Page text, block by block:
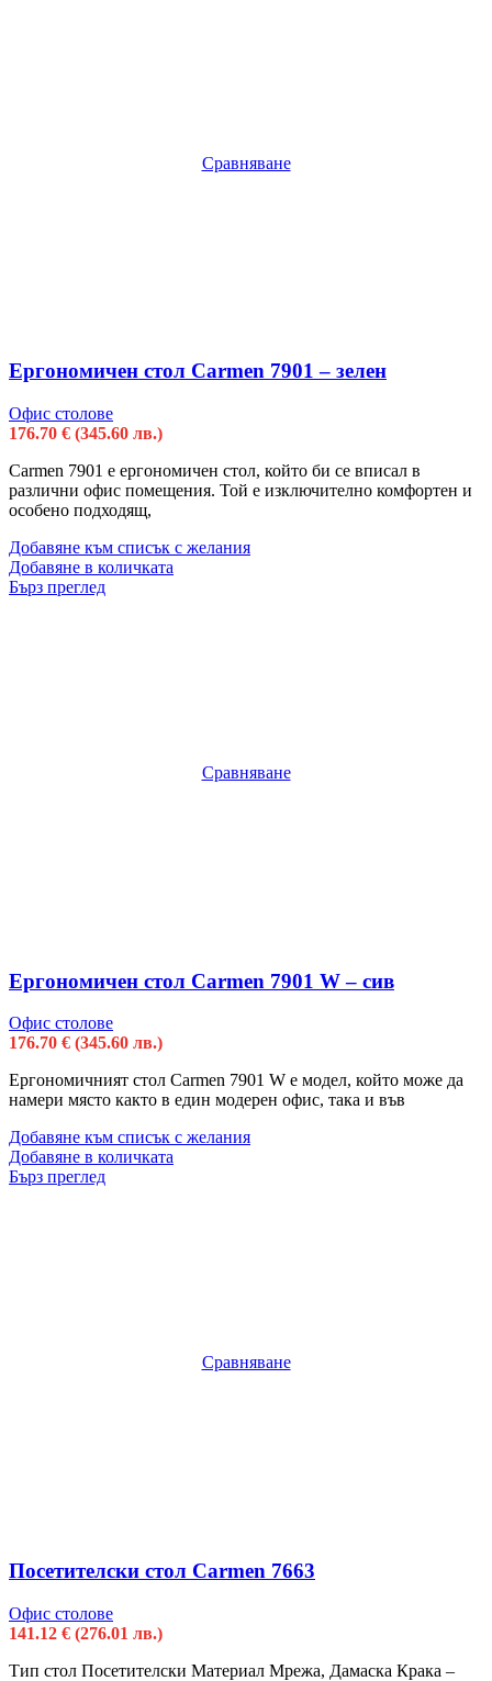
Сравняване
Ергономичен стол Carmen 7901 – зелен
Офис столове
176.70 € (345.60 лв.)
Carmen 7901 e ергономичен стол, който би се вписал в
различни офис помещения. Той е изключително комфортен и
особено подходящ,
Добавяне към списък с желания
Добавяне в количката
Бърз преглед
Сравняване
Ергономичен стол Carmen 7901 W – сив
Офис столове
176.70 € (345.60 лв.)
Ергономичният стол Carmen 7901 W е модел, който може да
намери място както в един модерен офис, така и във
Добавяне към списък с желания
Добавяне в количката
Бърз преглед
Сравняване
Посетителски стол Carmen 7663
Офис столове
141.12 € (276.01 лв.)
Тип стол Посетителски Материал Мрежа, Дамаска Крака –